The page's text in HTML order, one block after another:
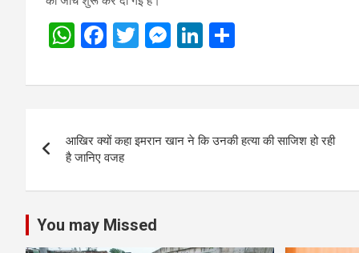
W
at
A
p
p
F
ce
o
o
k
T
tt
M
se
g
Li
ke
n
ar
navigation
आखिर क्यों कहा इमरान खान ने कि उनकी हत्या की साजिश हो रही
है जानिए वजह
You may Missed